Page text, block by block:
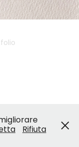
Rifiuta